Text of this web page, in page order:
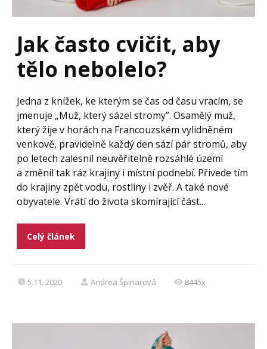
Jak často cvičit, aby
tělo nebolelo?
Jedna z knížek, ke kterým se čas od času vracím, se
jmenuje „Muž, který sázel stromy”. Osamělý muž,
který žije v horách na Francouzském vylidněném
venkově, pravidelně každý den sází pár stromů, aby
po letech zalesnil neuvěřitelně rozsáhlé území
a změnil tak ráz krajiny i místní podnebí. Přivede tím
do krajiny zpět vodu, rostliny i zvěř. A také nové
obyvatele. Vrátí do života skomírající část...
Celý článek
5.11. 2020 Andrea Špinarová 8445x